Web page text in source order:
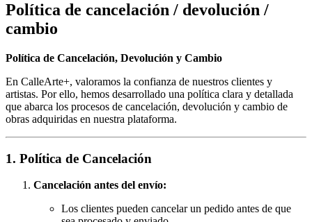
Política de cancelación / devolución /
cambio
Política de Cancelación, Devolución y Cambio
En CalleArte+, valoramos la confianza de nuestros clientes y
artistas. Por ello, hemos desarrollado una política clara y detallada
que abarca los procesos de cancelación, devolución y cambio de
obras adquiridas en nuestra plataforma.
1. Política de Cancelación
Cancelación antes del envío:
Los clientes pueden cancelar un pedido antes de que